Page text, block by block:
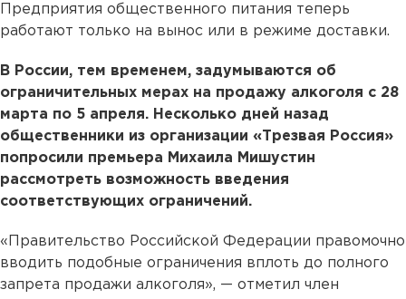
Предприятия общественного питания теперь
работают только на вынос или в режиме доставки.
В России, тем временем, задумываются об
ограничительных мерах на продажу алкоголя с 28
марта по 5 апреля. Несколько дней назад
общественники из организации «Трезвая Россия»
попросили премьера Михаила Мишустин
рассмотреть возможность введения
соответствующих ограничений.
«Правительство Российской Федерации правомочно
вводить подобные ограничения вплоть до полного
запрета продажи алкоголя», — отметил член